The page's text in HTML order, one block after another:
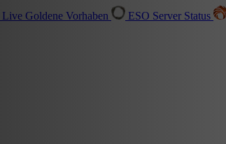
Live Goldene Vorhaben ESO Server Status